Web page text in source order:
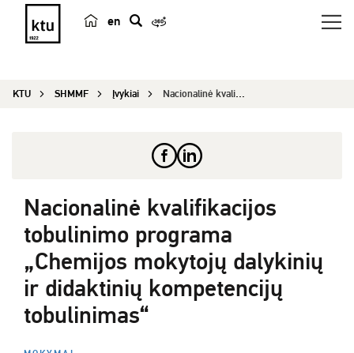
en
e
KTU SHMMF Įvykiai Nacionalinė kvalifikacijos tobulinimo programa „...
Nacionalinė kvalifikacijos
tobulinimo programa
„Chemijos mokytojų dalykinių
ir didaktinių kompetencijų
tobulinimas“